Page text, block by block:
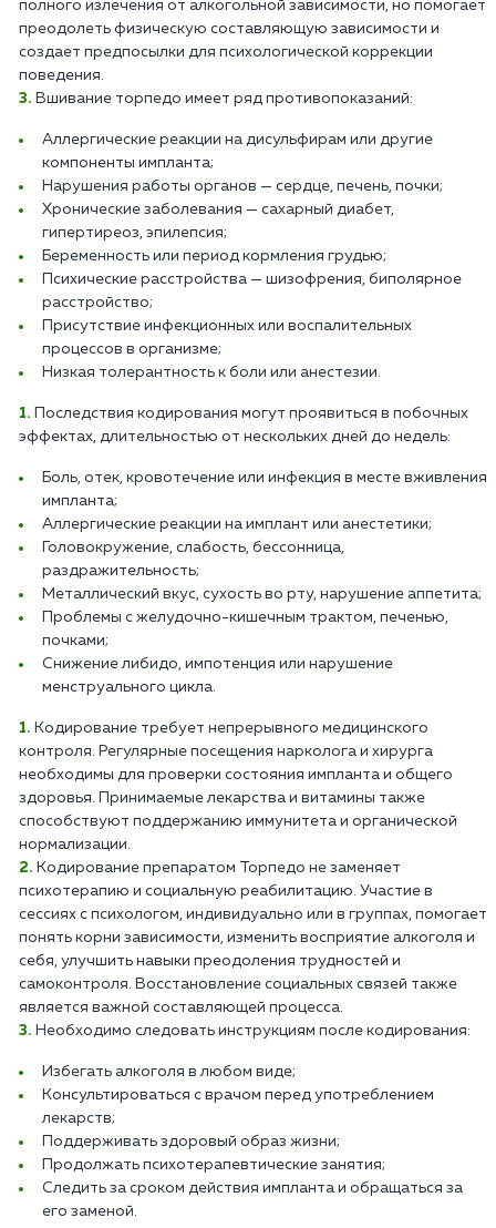
полного излечения от алкогольной зависимости, но помогает
преодолеть физическую составляющую зависимости и
создает предпосылки для психологической коррекции
поведения.
Вшивание торпедо имеет ряд противопоказаний:
Аллергические реакции на дисульфирам или другие
компоненты импланта;
Нарушения работы органов — сердце, печень, почки;
Хронические заболевания — сахарный диабет,
гипертиреоз, эпилепсия;
Беременность или период кормления грудью;
Психические расстройства — шизофрения, биполярное
расстройство;
Присутствие инфекционных или воспалительных
процессов в организме;
Низкая толерантность к боли или анестезии.
Последствия кодирования могут проявиться в побочных
эффектах, длительностью от нескольких дней до недель:
Боль, отек, кровотечение или инфекция в месте вживления
импланта;
Аллергические реакции на имплант или анестетики;
Головокружение, слабость, бессонница,
раздражительность;
Металлический вкус, сухость во рту, нарушение аппетита;
Проблемы с желудочно-кишечным трактом, печенью,
почками;
Снижение либидо, импотенция или нарушение
менструального цикла.
Кодирование требует непрерывного медицинского
контроля. Регулярные посещения нарколога и хирурга
необходимы для проверки состояния импланта и общего
здоровья. Принимаемые лекарства и витамины также
способствуют поддержанию иммунитета и органической
нормализации.
Кодирование препаратом Торпедо не заменяет
психотерапию и социальную реабилитацию. Участие в
сессиях с психологом, индивидуально или в группах, помогает
понять корни зависимости, изменить восприятие алкоголя и
себя, улучшить навыки преодоления трудностей и
самоконтроля. Восстановление социальных связей также
является важной составляющей процесса.
Необходимо следовать инструкциям после кодирования:
Избегать алкоголя в любом виде;
Консультироваться с врачом перед употреблением
лекарств;
Поддерживать здоровый образ жизни;
Продолжать психотерапевтические занятия;
Следить за сроком действия импланта и обращаться за
его заменой.